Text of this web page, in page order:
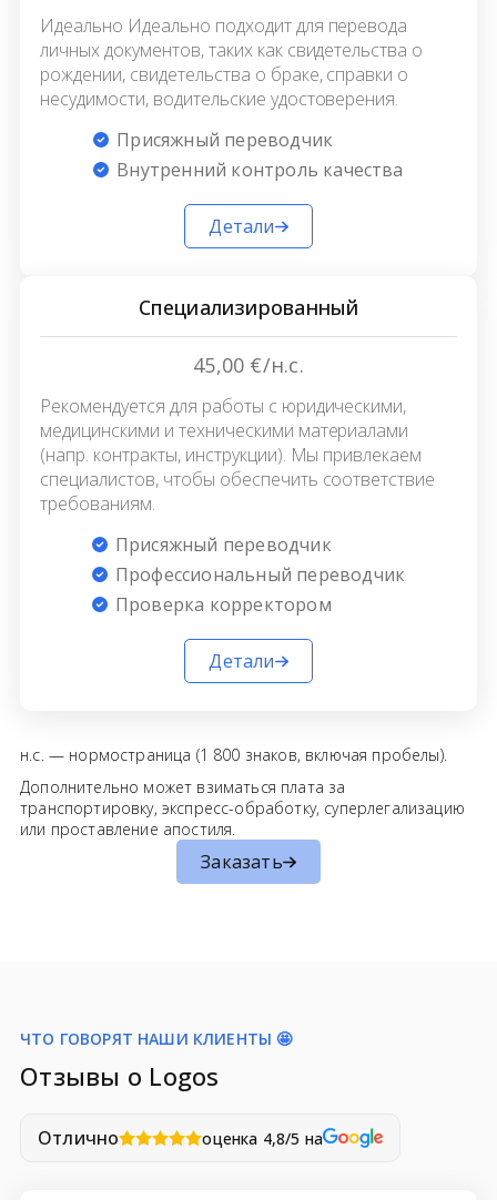
Идеально Идеально подходит для перевода
личных документов, таких как свидетельства о
рождении, свидетельства о браке, справки о
несудимости, водительские удостоверения.
Присяжный переводчик
Внутренний контроль качества
Детали
Специализированный
45,00 €/н.с.
Рекомендуется для работы с юридическими,
медицинскими и техническими материалами
(напр. контракты, инструкции). Мы привлекаем
специалистов, чтобы обеспечить соответствие
требованиям.
Присяжный переводчик
Профессиональный переводчик
Проверка корректором
Детали
н.с. — нормостраница (1 800 знаков, включая пробелы).
Дополнительно может взиматься плата за
транспортировку, экспресс-обработку, суперлегализацию
или проставление апостиля.
Заказать
ЧТО ГОВОРЯТ НАШИ КЛИЕНТЫ 🤩
Отзывы о Logos
Отлично оценка 4,8/5 на